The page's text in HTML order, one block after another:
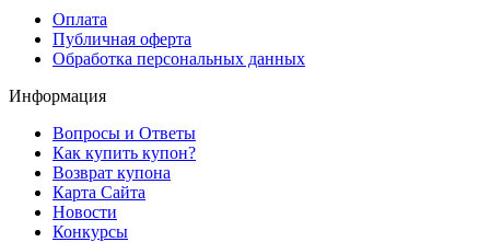
Оплата
Публичная оферта
Обработка персональных данных
Информация
Вопросы и Ответы
Как купить купон?
Возврат купона
Карта Сайта
Новости
Конкурсы